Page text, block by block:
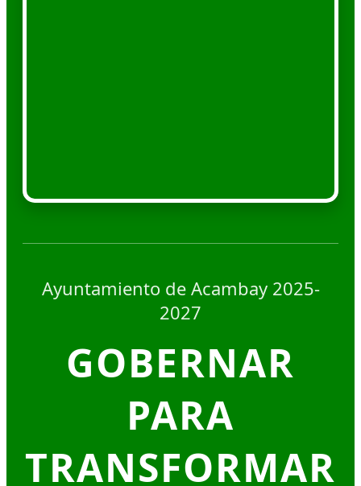
Ayuntamiento de Acambay 2025-
2027
GOBERNAR
PARA
TRANSFORMAR